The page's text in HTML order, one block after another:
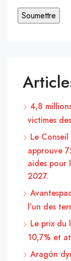
4,8
victimes
Le
approuve
aides pour
2027.
l’un des
Le prix du
10,7% et
Aragón